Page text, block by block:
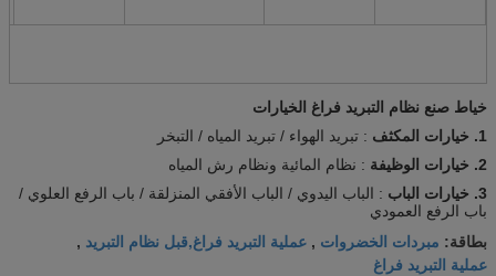
خياط صنع نظام التبريد فراغ الخيارات
1. خيارات المكثف
: تبريد الهواء / تبريد المياه / التبخر
2. خيارات الوظيفة
: نظام المائية ونظام رش المياه
3. خيارات الباب
: الباب اليدوي / الباب الأفقي المنزلقة / باب الرفع العلوي /
باب الرفع العمودي
بطاقة: مبردات الخضروات , عملية التبريد فراغ,قبل نظام التبريد ,
عملية التبريد فراغ